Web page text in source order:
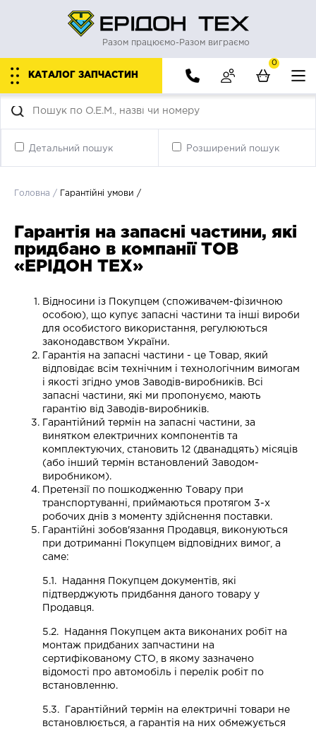
Разом працюємо-Разом виграємо
КАТАЛОГ ЗАПЧАСТИН
0
Детальний пошук Розширений пошук
Головна / Гарантійні умови /
Гарантія на запасні частини, які
придбано в компанії ТОВ
«ЕРІДОН ТЕХ»
Відносини із Покупцем (споживачем-фізичною
особою), що купує запасні частини та інші вироби
для особистого використання, регулюються
законодавством України.
Гарантія на запасні частини - це Товар, який
відповідає всім технічним і технологічним вимогам
і якості згідно умов Заводів-виробників. Всі
запасні частини, які ми пропонуємо, мають
гарантію від Заводів-виробників.
Гарантійний термін на запасні частини, за
винятком електричних компонентів та
комплектуючих, становить 12 (дванадцять) місяців
(або інший термін встановлений Заводом-
виробником).
Претензії по пошкодженню Товару при
транспортуванні, приймаються протягом 3-х
робочих днів з моменту здійснення поставки.
Гарантійні зобов'язання Продавця, виконуються
при дотриманні Покупцем відповідних вимог, а
саме:
5.1. Надання Покупцем документів, які
підтверджують придбання даного товару у
Продавця.
5.2. Надання Покупцем акта виконаних робіт на
монтаж придбаних запчастини на
сертифікованому СТО, в якому зазначено
відомості про автомобіль і перелік робіт по
встановленню.
5.3. Гарантійний термін на електричні товари не
встановлюється, а гарантія на них обмежується